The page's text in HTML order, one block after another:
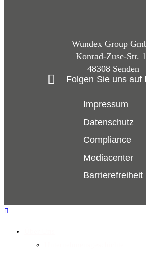
Wundex Group
Konrad-Zuse-Str.
48308 Senden
Folgen Sie uns auf
Impressum
Datenschutz
Compliance
Mediacenter
Barrierefreiheit